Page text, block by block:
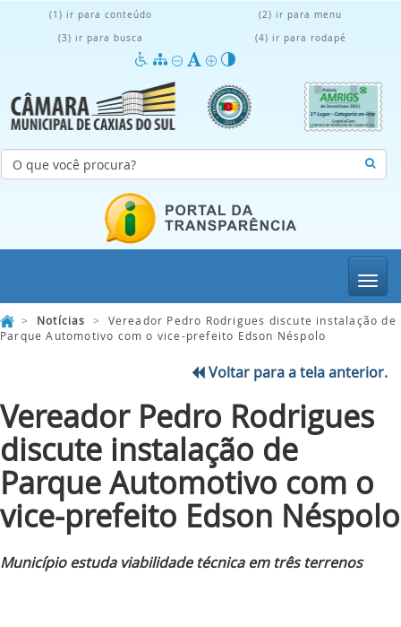
(1) ir para conteúdo
(2) ir para menu
(3) ir para busca
(4) ir para rodapé
> Notícias > Vereador Pedro Rodrigues discute instalação de
Parque Automotivo com o vice-prefeito Edson Néspolo
Voltar para a tela anterior.
Vereador Pedro Rodrigues
discute instalação de
Parque Automotivo com o
vice-prefeito Edson Néspolo
Município estuda viabilidade técnica em três terrenos